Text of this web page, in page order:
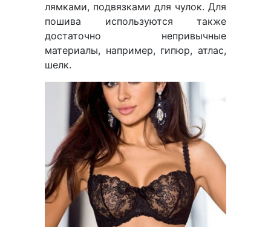
лямками, подвязками для чулок. Для
пошива используются также
достаточно непривычные
материалы, например, гипюр, атлас,
шелк.